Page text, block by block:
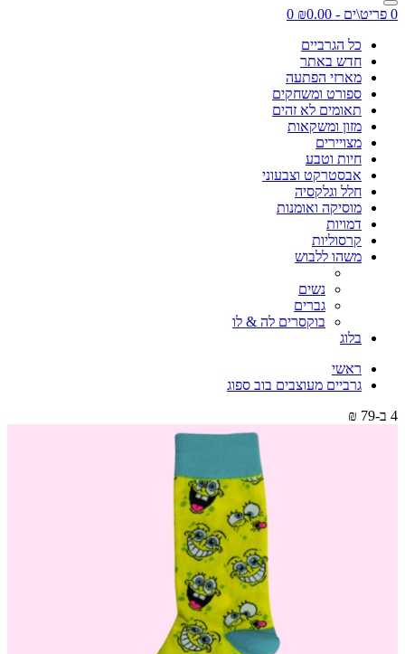
0 פריט\ים - ₪0.00
0
כל הגרביים
חדש באתר
מארזי הפתעה
ספורט ומשחקים
תאומים לא זהים
מזון ומשקאות
מצויירים
חיות וטבע
אבסטרקט וצבעוני
חלל וגלקסיה
מוסיקה ואומנות
דמויות
קרסוליות
משהו ללבוש
נשים
גברים
בוקסרים לה & לו
בלוג
ראשי
גרביים מעוצבים בוב ספוג
4 ב-79 ₪